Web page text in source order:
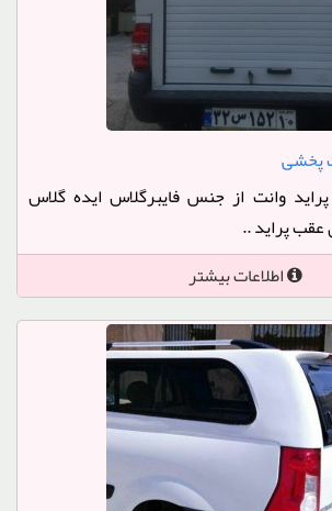
پخشی
وانت از جنس فایبرگلاس ایده گلاس
عقب پراید ..
اطلاعات بیشتر